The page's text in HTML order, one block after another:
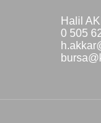
Halil
0 505